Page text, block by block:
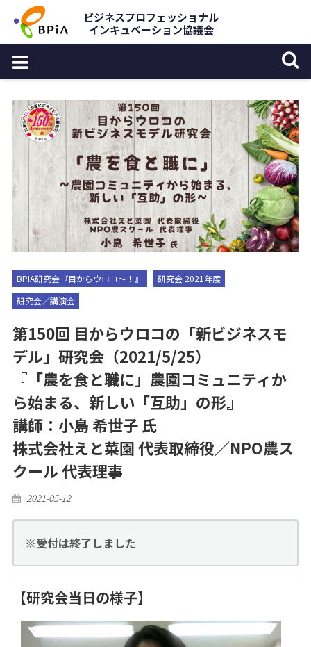
content
ビジネスプロフェッショナル
インキュベーション協議会
BPIA研究会『目からウロコ〜！』
研究会 2021年度
研究会／講演会
第150回 目からウロコの「新ビジネスモ
デル」研究会（2021/5/25）
『「農を食と職に」農園コミュニティか
ら始まる、新しい「互助」の形』
講師：小島 希世子 氏
株式会社えと菜園 代表取締役／NPO農ス
クール 代表理事
Posted
2021-05-12
※受付は終了しました
【研究会当日の様子】